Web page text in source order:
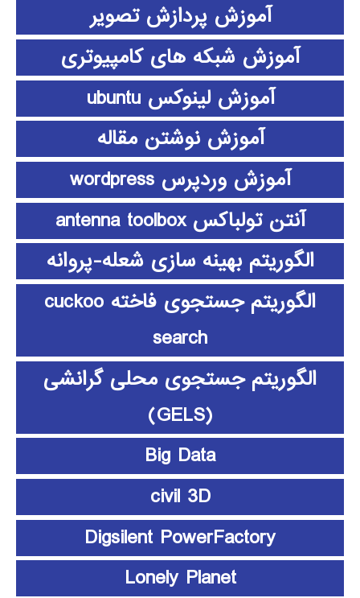
آموزش پردازش تصویر
آموزش شبکه های کامپیوتری
آموزش لینوکس ubuntu
آموزش نوشتن مقاله
آموزش وردپرس wordpress
آنتن تولباکس antenna toolbox
الگوریتم بهینه سازی شعله-پروانه
الگوریتم جستجوی فاخته cuckoo
search
الگوریتم جستجوی محلی گرانشی
(GELS)
Big Data
civil 3D
Digsilent PowerFactory
Lonely Planet